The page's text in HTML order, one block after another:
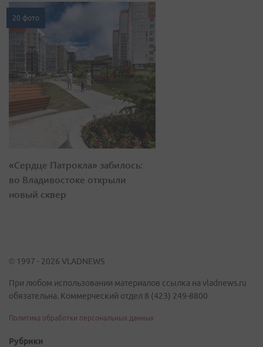
20 фото
«Сердце Патрокла» забилось:
во Владивостоке открыли
новый сквер
© 1997 - 2026 VLADNEWS
При любом использовании материалов ссылка на vladnews.ru
обязательна. Коммерческий отдел 8 (423) 249-8800
Политика обработки персональных данных
Рубрики